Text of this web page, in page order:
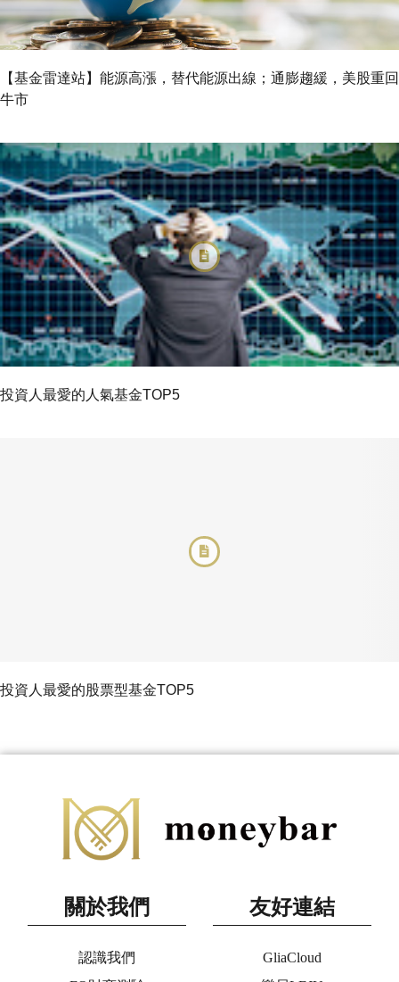
【基金雷達站】能源高漲，替代能源出線；通膨趨緩，美股重回
牛市
投資人最愛的人氣基金TOP5
投資人最愛的股票型基金TOP5
關於我們
認識我們
友好連結
GliaCloud